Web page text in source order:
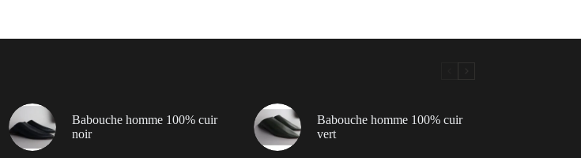
Babouche homme 100% cuir
noir
Babouche homme 100% cuir
vert